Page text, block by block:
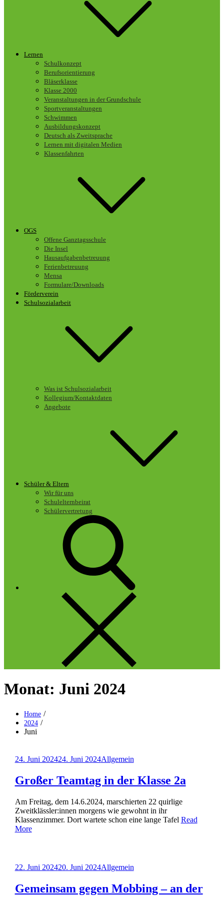
Lernen
Schulkonzept
Berufsorientierung
Bläserklasse
Klasse 2000
Veranstaltungen in der Grundschule
Sportveranstaltungen
Schwimmen
Ausbildungskonzept
Deutsch als Zweitsprache
Lernen mit digitalen Medien
Klassenfahrten
OGS
Offene Ganztagsschule
Die Insel
Hausaufgabenbetreuung
Ferienbetreuung
Mensa
Formulare/Downloads
Förderverein
Schulsozialarbeit
Was ist Schulsozialarbeit
Kollegium/Kontaktdaten
Angebote
Schüler & Eltern
Wir für uns
Schulelternbeirat
Schülervertretung
Monat: Juni 2024
Home
2024
Juni
Posted
24. Juni 202424. Juni 2024Allgemein
Großer Teamtag in der Klasse 2a
Am Freitag, dem 14.6.2024, marschierten 22 quirlige
Zweitklässler:innen morgens wie gewohnt in ihr
Klassenzimmer. Dort wartete schon eine lange Tafel Read
More
Posted
22. Juni 202420. Juni 2024Allgemein
Gemeinsam gegen Mobbing – an der